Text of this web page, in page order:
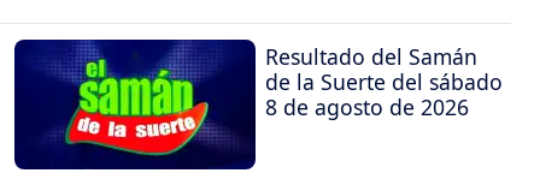
Resultado del Samán
de la Suerte del sábado
8 de agosto de 2026